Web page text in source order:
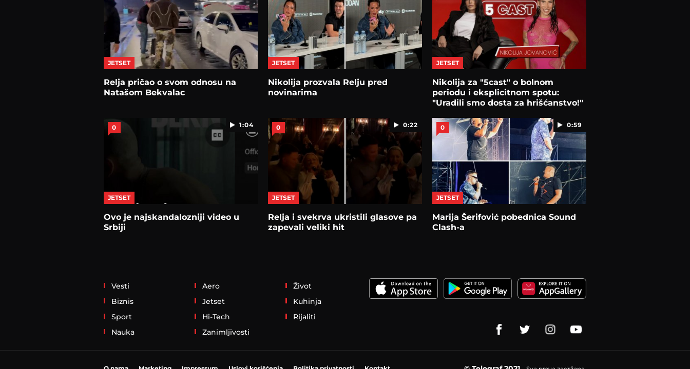
JETSET
Relja pričao o svom odnosu na
Natašom Bekvalac
JETSET
Nikolija prozvala Relju pred
novinarima
JETSET
Nikolija za "5cast" o bolnom
periodu i eksplicitnom spotu:
"Uradili smo dosta za hrišćanstvo!"
1:04
0
JETSET
Ovo je najskandalozniji video u
Srbiji
0:22
0
JETSET
Relja i svekrva ukristili glasove pa
zapevali veliki hit
0:59
0
JETSET
Marija Šerifović pobednica Sound
Clash-a
Vesti
Biznis
Sport
Nauka
Aero
Jetset
Hi-Tech
Zanimljivosti
Život
Kuhinja
Rijaliti